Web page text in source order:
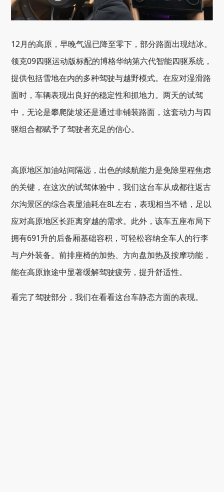
12月的高原，早晚气温已降至零下，部分路面出现结冰。
领克09四驱运动版标配的博格华纳第六代智能四驱系统，
提供包括雪地在内的多种驾驶与越野模式。在应对湿滑路
面时，车辆表现出良好的稳定性和抓地力。两天的试驾
中，无论是攀爬陡坡还是通过非铺装路面，这套动力与四
驱组合都赋予了驾驶者充足的信心。
高原地区加油站间隔远，出色的续航能力是免除里程焦虑
的关键，在这次的试驾体验中，我们这台车从成都往返古
尔沟景区的综合表显油耗在8L左右，表现相当不错，足以
应对高原地区长距离穿越的需求。此外，该车五座布局下
拥有691升的后备厢基础容积，可轻松容纳全车人的行李
与户外装备。前排座椅的加热、方向盘加热及按摩功能，
能在高原旅途中显著缓解驾驶疲劳，提升舒适性。
看完了驾驶部分，我们在看看这台车静态方面的表现。